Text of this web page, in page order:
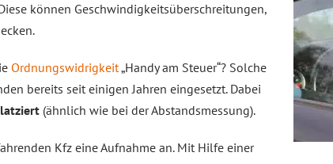
können Geschwindigkeitsüberschreitungen,
Ordnungswidrigkeit„Handy am Steuer“? Solche
bereits seit einigen Jahren eingesetzt. Dabei
(ähnlich wie bei der Abstandsmessung).
Kfz eine Aufnahme an. Mit Hilfe einer